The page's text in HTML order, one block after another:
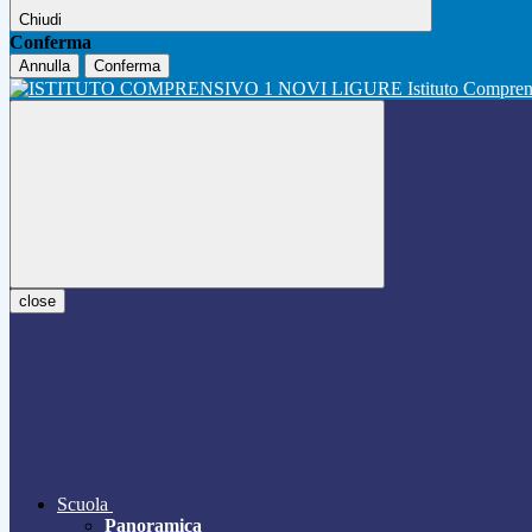
Chiudi
Conferma
Annulla Conferma
Istituto
close
Scuola
Panoramica